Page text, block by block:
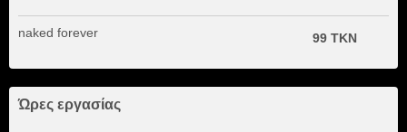
naked forever 99 TKN
Ώρες εργασίας